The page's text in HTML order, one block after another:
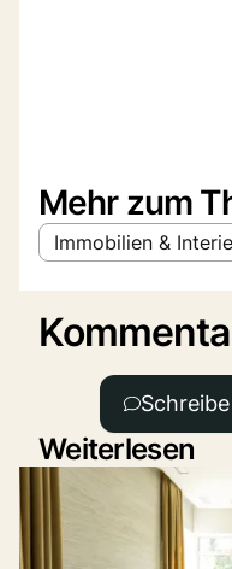
Mehr zum
Immobilien &
Weiterlesen